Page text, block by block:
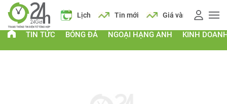
Giá xăng Lịch Tin mới Giá vàng Giá xăng
TIN TỨC BÓNG ĐÁ NGOẠI HẠNG ANH KINH